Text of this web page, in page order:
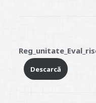
Descarcă